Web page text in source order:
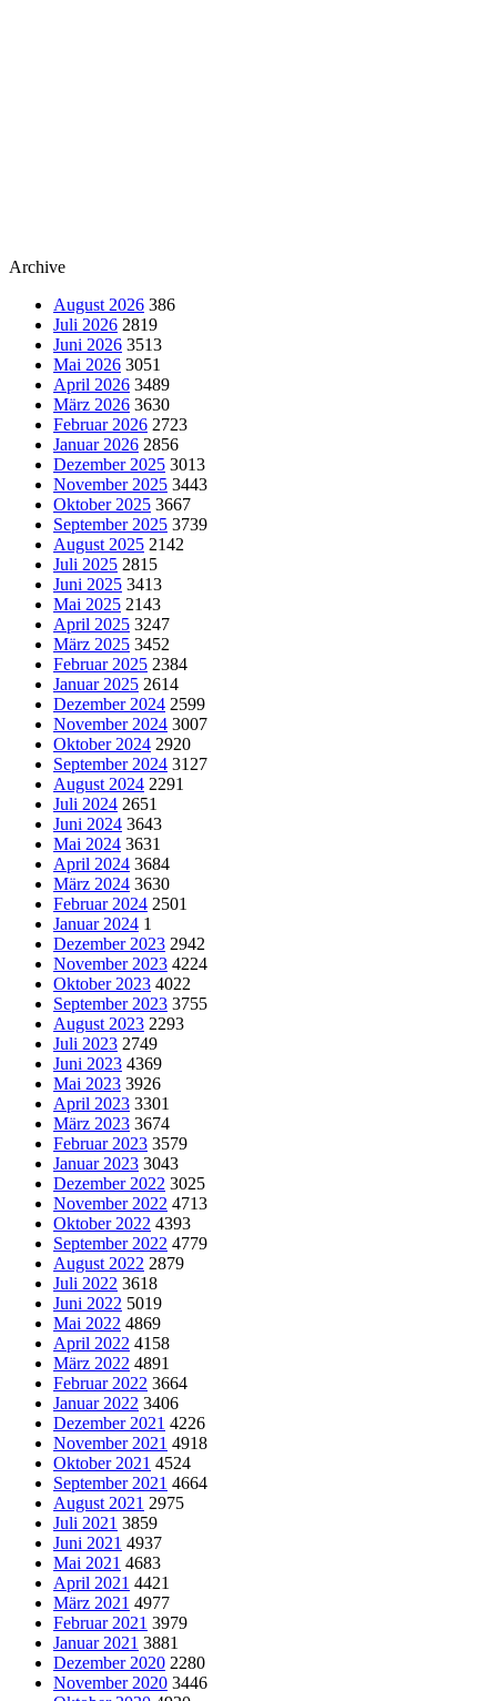
Archive
August 2026 386
Juli 2026 2819
Juni 2026 3513
Mai 2026 3051
April 2026 3489
März 2026 3630
Februar 2026 2723
Januar 2026 2856
Dezember 2025 3013
November 2025 3443
Oktober 2025 3667
September 2025 3739
August 2025 2142
Juli 2025 2815
Juni 2025 3413
Mai 2025 2143
April 2025 3247
März 2025 3452
Februar 2025 2384
Januar 2025 2614
Dezember 2024 2599
November 2024 3007
Oktober 2024 2920
September 2024 3127
August 2024 2291
Juli 2024 2651
Juni 2024 3643
Mai 2024 3631
April 2024 3684
März 2024 3630
Februar 2024 2501
Januar 2024 1
Dezember 2023 2942
November 2023 4224
Oktober 2023 4022
September 2023 3755
August 2023 2293
Juli 2023 2749
Juni 2023 4369
Mai 2023 3926
April 2023 3301
März 2023 3674
Februar 2023 3579
Januar 2023 3043
Dezember 2022 3025
November 2022 4713
Oktober 2022 4393
September 2022 4779
August 2022 2879
Juli 2022 3618
Juni 2022 5019
Mai 2022 4869
April 2022 4158
März 2022 4891
Februar 2022 3664
Januar 2022 3406
Dezember 2021 4226
November 2021 4918
Oktober 2021 4524
September 2021 4664
August 2021 2975
Juli 2021 3859
Juni 2021 4937
Mai 2021 4683
April 2021 4421
März 2021 4977
Februar 2021 3979
Januar 2021 3881
Dezember 2020 2280
November 2020 3446